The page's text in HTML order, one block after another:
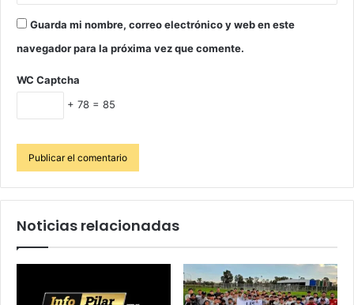
Guarda mi nombre, correo electrónico y web en este
navegador para la próxima vez que comente.
WC Captcha
+ 78 = 85
Noticias relacionadas